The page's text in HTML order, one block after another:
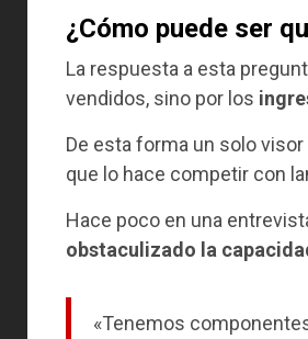
¿Cómo puede ser
La respuesta a esta
vendidos, sino por los
De esta forma un solo visor
que lo hace competir con
Hace poco en una
obstaculizado la
«Tenemos